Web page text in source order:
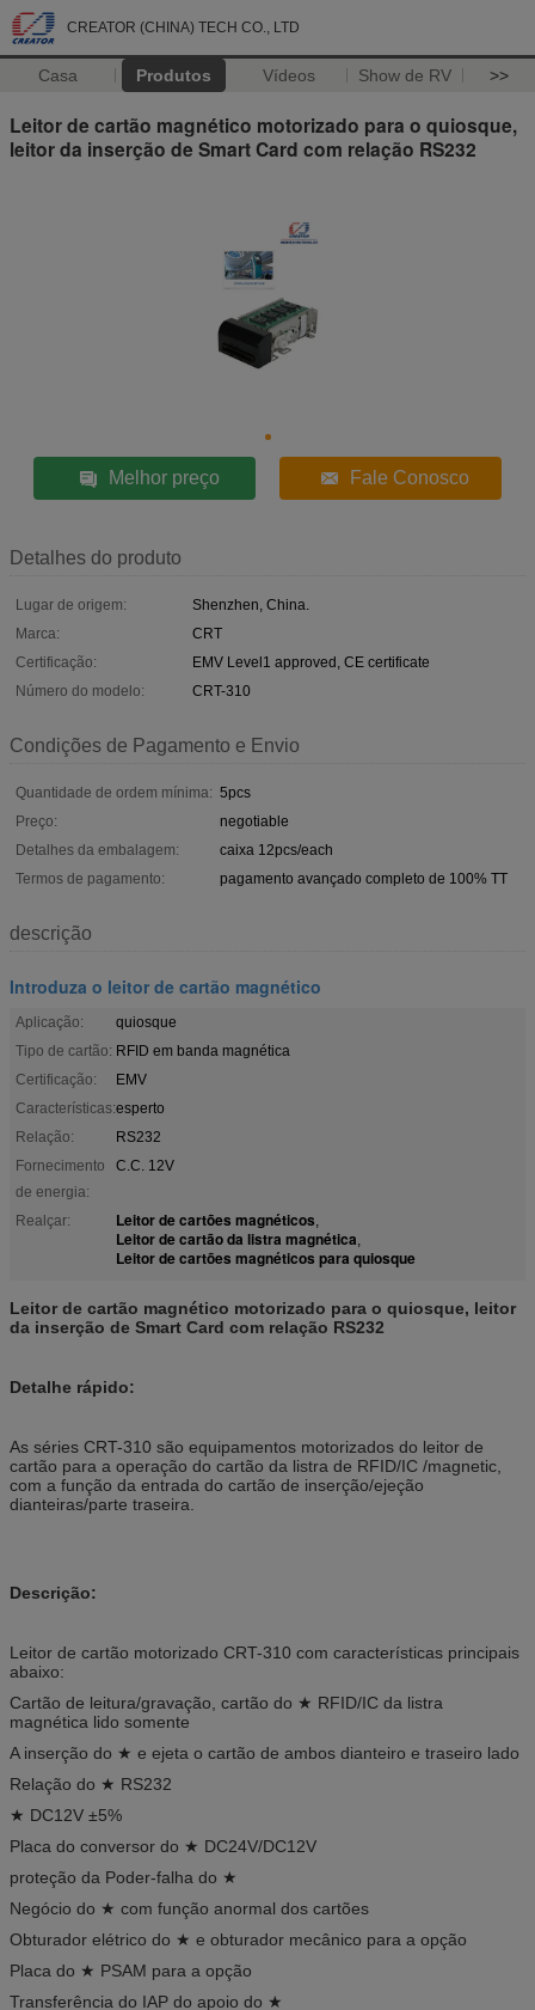
CREATOR (CHINA) TECH CO., LTD
Casa Produtos Vídeos Show de RV >>
Leitor de cartão magnético motorizado para o quiosque,
leitor da inserção de Smart Card com relação RS232
Melhor preço Fale Conosco
Detalhes do produto
Lugar de origem:
Shenzhen, China.
Marca:
CRT
Certificação:
EMV Level1 approved, CE certificate
Número do modelo:
CRT-310
Condições de Pagamento e Envio
Quantidade de ordem mínima: 5pcs
Preço:
negotiable
Detalhes da embalagem:
caixa 12pcs/each
Termos de pagamento:
pagamento avançado completo de 100% TT
descrição
Introduza o leitor de cartão magnético
Aplicação:
quiosque
Tipo de cartão: RFID em banda magnética
Certificação:
EMV
Características:esperto
Relação:
RS232
Fornecimento
de energia:
C.C. 12V
Realçar: Leitor de cartões magnéticos,
Leitor de cartão da listra magnética,
Leitor de cartões magnéticos para quiosque
Leitor de cartão magnético motorizado para o quiosque, leitor
da inserção de Smart Card com relação RS232
Detalhe rápido:
As séries CRT-310 são equipamentos motorizados do leitor de
cartão para a operação do cartão da listra de RFID/IC /magnetic,
com a função da entrada do cartão de inserção/ejeção
dianteiras/parte traseira.
Descrição:
Leitor de cartão motorizado CRT-310 com características principais
abaixo:
Cartão de leitura/gravação, cartão do ★ RFID/IC da listra
magnética lido somente
A inserção do ★ e ejeta o cartão de ambos dianteiro e traseiro lado
Relação do ★ RS232
★ DC12V ±5%
Placa do conversor do ★ DC24V/DC12V
proteção da Poder-falha do ★
Negócio do ★ com função anormal dos cartões
Obturador elétrico do ★ e obturador mecânico para a opção
Placa do ★ PSAM para a opção
Transferência do IAP do apoio do ★